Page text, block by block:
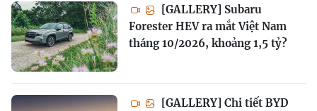
[GALLERY] Subaru
Forester HEV ra mắt Việt Nam
tháng 10/2026, khoảng 1,5 tỷ?
[GALLERY] Chi tiết BYD